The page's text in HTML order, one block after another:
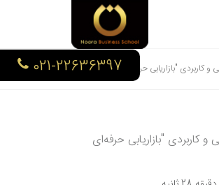
"بازاریابی حرفه‌ای و مدیریت برند"
"بازاریابی حرفه‌ای
021-22636397